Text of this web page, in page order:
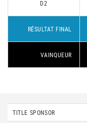
D2
RÉSULTAT FINAL
VAINQUEUR
TITLE SPONSOR